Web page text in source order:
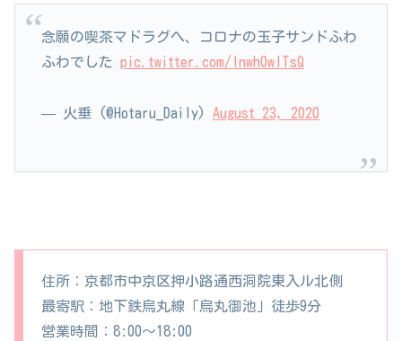
念願の喫茶マドラグへ、コロナの玉子サンドふわ
ふわでした pic.twitter.com/lnwh0wlTsQ
— 火垂 (@Hotaru_Daily) August 23, 2020
住所：京都市中京区押小路通西洞院東入ル北側
最寄駅：地下鉄烏丸線「烏丸御池」徒歩9分
営業時間：8:00〜18:00